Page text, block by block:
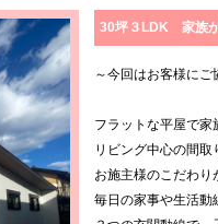
30坪３LDK 家族
～今回はお客様にご
フラットな平屋で家
リビング中心の間取
お施主様のこだわり
毎日の家事や生活動